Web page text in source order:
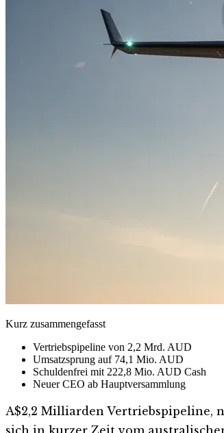
Kurz zusammengefasst
Vertriebspipeline von 2,2 Mrd. AUD
Umsatzsprung auf 74,1 Mio. AUD
Schuldenfrei mit 222,8 Mio. AUD Cash
Neuer CEO ab Hauptversammlung
A$2,2 Milliarden Vertriebspipeline,
sich in kurzer Zeit vom